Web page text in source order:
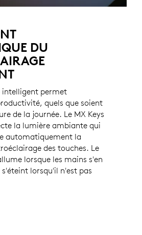
DU
intelligent permet
quels que soient
de la journée. Le MX Keys
la lumière ambiante qui
automatiquement la
des touches. Le
lorsque les mains s'en
lorsqu'il n'est pas